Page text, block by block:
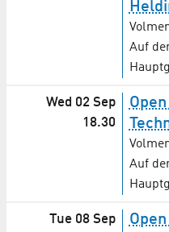
Auf
Wed 02 Sep
18.30
Auf
Tue 08 Sep